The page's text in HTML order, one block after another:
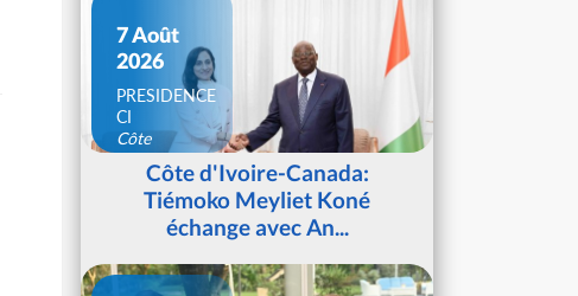
7 Août
2026
PRESIDENCE
CI
Côte
d'IvoireCôte d'Ivoire-Canada:
Tiémoko Meyliet Koné
échange avec An...